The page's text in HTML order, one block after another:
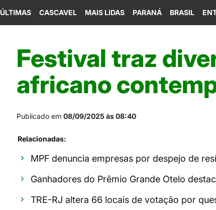
ÚLTIMAS CASCAVEL MAIS LIDAS PARANÁ BRASIL
Festival traz
africano
Publicado em 08/09/2025 às 08:40
Relacionadas:
MPF denuncia empresas por despejo de
Ganhadores do Prêmio Grande Otelo
TRE-RJ altera 66 locais de votação por